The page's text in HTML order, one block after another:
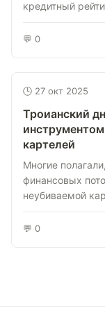
кредитный
💬 0
🕒 27 окт 2025
Троианский
картелей
Многие
финансовых
неубиваемой
💬 0